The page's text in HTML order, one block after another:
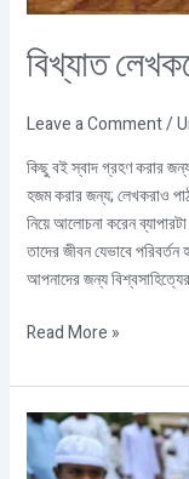
বিখ্যাত
Leave a Comment/
কিছু বই স্বাদ গ্রহণ করার
হজম করার জন্য; লেখকরাও
নিয়ে আলোচনা করেন
তাদের জীবন যেভাবে
আপনাদের জন্য বিশ্বসাহিত্যের
Read More »
এই
ঈদতো